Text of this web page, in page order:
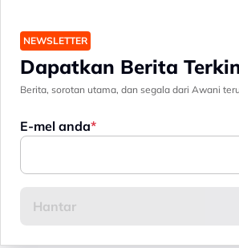
NEWSLETTER
Dapatkan Berita
Berita, sorotan utama, dan segala dari Awani
E-mel anda